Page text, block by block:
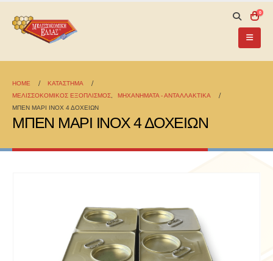
0
HOME
ΚΑΤΆΣΤΗΜΑ
ΜΕΛΙΣΣΟΚΟΜΙΚΟΣ ΕΞΟΠΛΙΣΜΟΣ
ΜΗΧΑΝΗΜΑΤΑ - ΑΝΤΑΛΛΑΚΤΙΚΑ
ΜΠΕΝ ΜΑΡΙ ΙΝΟΧ 4 ΔΟΧΕΙΩΝ
ΜΠΕΝ ΜΑΡΙ ΙΝΟΧ 4 ΔΟΧΕΙΩΝ